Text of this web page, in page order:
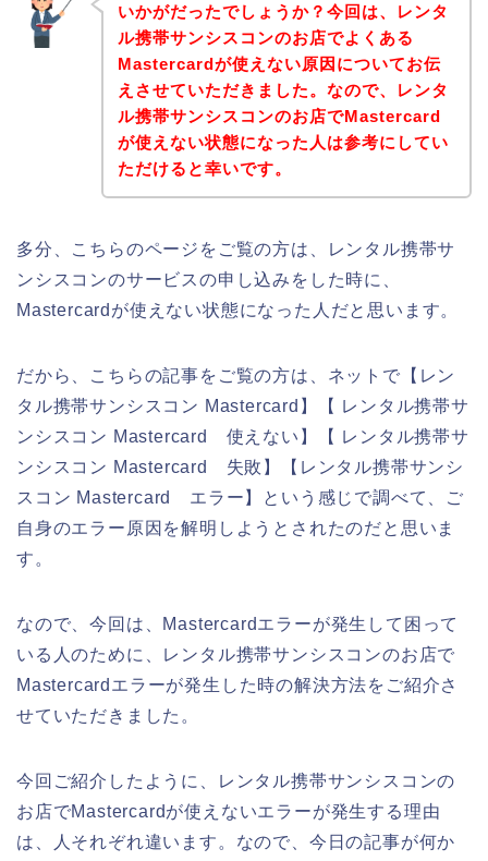
いかがだったでしょうか？今回は、レンタ
ル携帯サンシスコンのお店でよくある
Mastercardが使えない原因についてお伝
えさせていただきました。なので、レンタ
ル携帯サンシスコンのお店でMastercard
が使えない状態になった人は参考にしてい
ただけると幸いです。
多分、こちらのページをご覧の方は、レンタル携帯サ
ンシスコンのサービスの申し込みをした時に、
Mastercardが使えない状態になった人だと思います。
だから、こちらの記事をご覧の方は、ネットで【レン
タル携帯サンシスコン Mastercard】【 レンタル携帯サ
ンシスコン Mastercard 使えない】【 レンタル携帯サ
ンシスコン Mastercard 失敗】【レンタル携帯サンシ
スコン Mastercard エラー】という感じで調べて、ご
自身のエラー原因を解明しようとされたのだと思いま
す。
なので、今回は、Mastercardエラーが発生して困って
いる人のために、レンタル携帯サンシスコンのお店で
Mastercardエラーが発生した時の解決方法をご紹介さ
せていただきました。
今回ご紹介したように、レンタル携帯サンシスコンの
お店でMastercardが使えないエラーが発生する理由
は、人それぞれ違います。なので、今日の記事が何か